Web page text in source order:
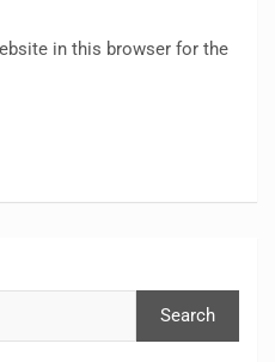
in this browser for the
Search